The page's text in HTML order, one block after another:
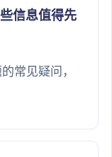
信息值得先
常见疑问，